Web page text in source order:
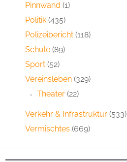
Pinnwand (1)
Politik (435)
Polizeibericht (118)
Schule (89)
Sport (52)
Vereinsleben (329)
Theater (22)
Verkehr & Infrastruktur (533)
Vermischtes (669)